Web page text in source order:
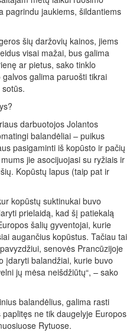
pagrindu jaukiems, šildantiems
šių daržovių kainos, jiems
visai mažai, bus galima
ar pietus, sako tinklo
galima paruošti tikrai
darbuotojos Jolantos
balandėliai – puikus
pasigaminti iš kopūsto ir pačių
jie asocijuojasi su ryžiais ir
Kopūstų lapus (taip pat ir
kopūstų suktinukai buvo
prielaidą, kad šį patiekalą
šalių gyventojai, kurie
augančius kopūstus. Tačiau tai
senovės Prancūzijoje
įdaryti balandžiai, kurie buvo
jų mėsa neišdžiūtų“, – sako
balandėlius, galima rasti
ne tik daugelyje Europos
Rytuose.